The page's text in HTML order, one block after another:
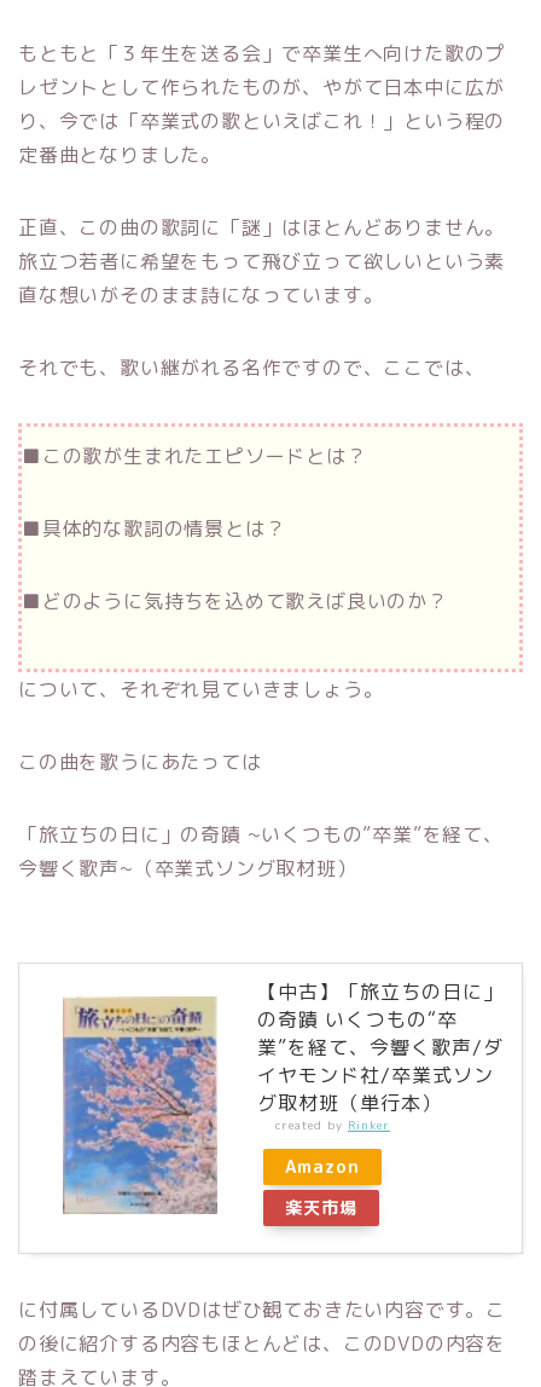
もともと「３年生を送る会」で卒業生へ向けた歌のプ
レゼントとして作られたものが、やがて日本中に広が
り、今では「卒業式の歌といえばこれ！」という程の
定番曲となりました。
正直、この曲の歌詞に「謎」はほとんどありません。
旅立つ若者に希望をもって飛び立って欲しいという素
直な想いがそのまま詩になっています。
それでも、歌い継がれる名作ですので、ここでは、
■この歌が生まれたエピソードとは？
■具体的な歌詞の情景とは？
■どのように気持ちを込めて歌えば良いのか？
について、それぞれ見ていきましょう。
この曲を歌うにあたっては
「旅立ちの日に」の奇蹟 ~いくつもの”卒業”を経て、
今響く歌声~（卒業式ソング取材班）
【中古】「旅立ちの日に」
の奇蹟 いくつもの“卒
業”を経て、今響く歌声/ダ
イヤモンド社/卒業式ソン
グ取材班（単行本）
created by Rinker
Amazon
楽天市場
に付属しているDVDはぜひ観ておきたい内容です。こ
の後に紹介する内容もほとんどは、このDVDの内容を
踏まえています。